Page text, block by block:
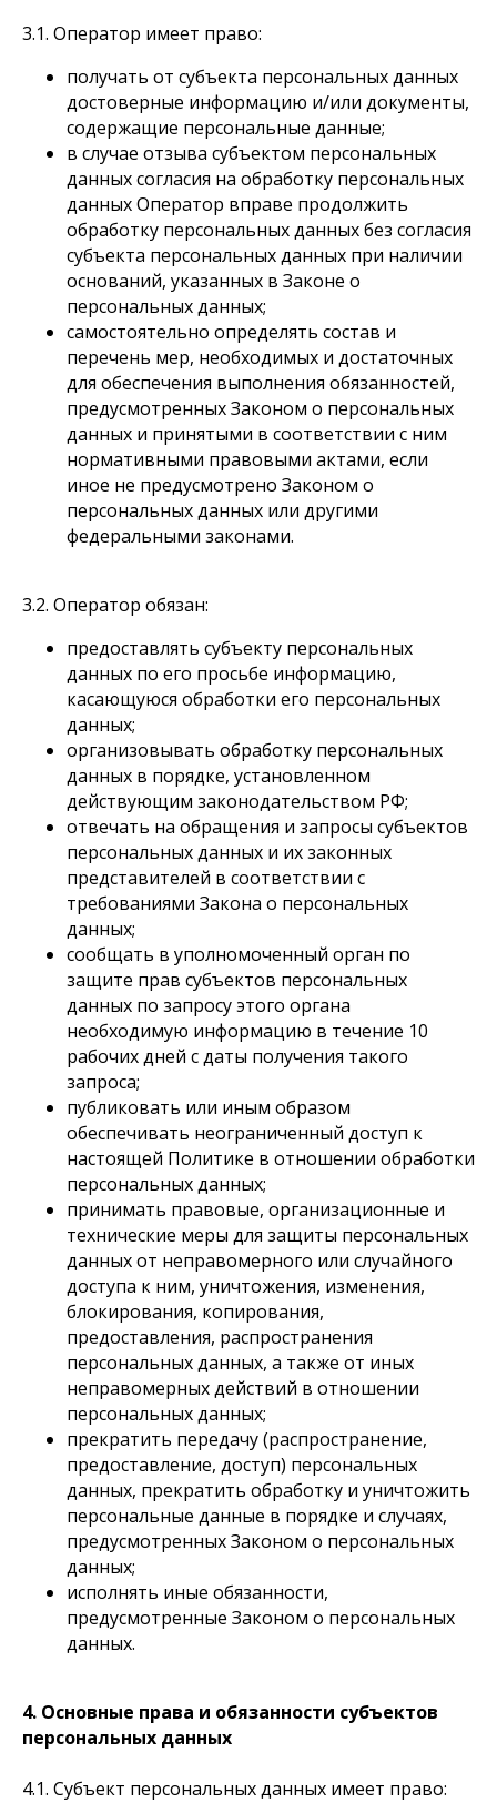
3.1. Оператор имеет право:
получать от субъекта персональных данных
достоверные информацию и/или документы,
содержащие персональные данные;
в случае отзыва субъектом персональных
данных согласия на обработку персональных
данных Оператор вправе продолжить
обработку персональных данных без согласия
субъекта персональных данных при наличии
оснований, указанных в Законе о
персональных данных;
самостоятельно определять состав и
перечень мер, необходимых и достаточных
для обеспечения выполнения обязанностей,
предусмотренных Законом о персональных
данных и принятыми в соответствии с ним
нормативными правовыми актами, если
иное не предусмотрено Законом о
персональных данных или другими
федеральными законами.
3.2. Оператор обязан:
предоставлять субъекту персональных
данных по его просьбе информацию,
касающуюся обработки его персональных
данных;
организовывать обработку персональных
данных в порядке, установленном
действующим законодательством РФ;
отвечать на обращения и запросы субъектов
персональных данных и их законных
представителей в соответствии с
требованиями Закона о персональных
данных;
сообщать в уполномоченный орган по
защите прав субъектов персональных
данных по запросу этого органа
необходимую информацию в течение 10
рабочих дней с даты получения такого
запроса;
публиковать или иным образом
обеспечивать неограниченный доступ к
настоящей Политике в отношении обработки
персональных данных;
принимать правовые, организационные и
технические меры для защиты персональных
данных от неправомерного или случайного
доступа к ним, уничтожения, изменения,
блокирования, копирования,
предоставления, распространения
персональных данных, а также от иных
неправомерных действий в отношении
персональных данных;
прекратить передачу (распространение,
предоставление, доступ) персональных
данных, прекратить обработку и уничтожить
персональные данные в порядке и случаях,
предусмотренных Законом о персональных
данных;
исполнять иные обязанности,
предусмотренные Законом о персональных
данных.
4. Основные права и обязанности субъектов
персональных данных
4.1. Субъект персональных данных имеет право: